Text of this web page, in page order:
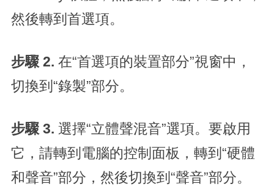
然後轉到首選項。
步驟 2. 在“首選項的裝置部分”視窗中，
切換到“錄製”部分。
步驟 3. 選擇“立體聲混音”選項。要啟用
它，請轉到電腦的控制面板，轉到“硬體
和聲音”部分，然後切換到“聲音”部分。